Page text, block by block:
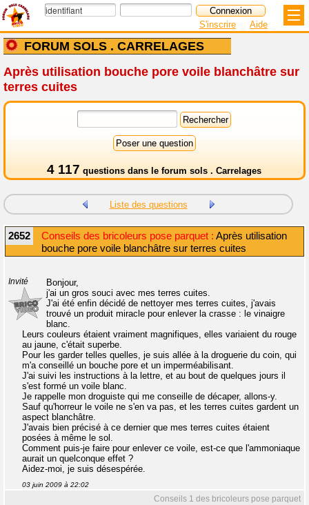
FORUM SOLS . CARRELAGES
S'inscrire Aide
Après utilisation bouche pore voile blanchâtre sur
terres cuites
4 117 questions dans le forum sols . Carrelages
Liste des questions
2652 Conseils des bricoleurs pose parquet : Après utilisation
bouche pore voile blanchâtre sur terres cuites
Invité
Bonjour,
j'ai un gros souci avec mes terres cuites.
J'ai été enfin décidé de nettoyer mes terres cuites, j'avais
trouvé un produit miracle pour enlever la crasse : le vinaigre
blanc.
Leurs couleurs étaient vraiment magnifiques, elles variaient du rouge
au jaune, c'était superbe.
Pour les garder telles quelles, je suis allée à la droguerie du coin, qui
m'a conseillé un bouche pore et un imperméabilisant.
J'ai suivi les instructions à la lettre, et au bout de quelques jours il
s'est formé un voile blanc.
Je rappelle mon droguiste qui me conseille de décaper, allons-y.
Sauf qu'horreur le voile ne s'en va pas, et les terres cuites gardent un
aspect blanchâtre.
J'avais bien précisé à ce dernier que mes terres cuites étaient
posées à même le sol.
Comment puis-je faire pour enlever ce voile, est-ce que l'ammoniaque
aurait un quelconque effet ?
Aidez-moi, je suis désespérée.
03 juin 2009 à 22:02
Conseils 1 des bricoleurs pose parquet